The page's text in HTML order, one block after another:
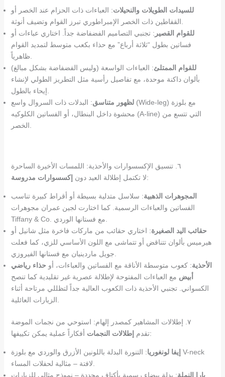
للسيدات الطويلات والنحيلات: العباءات ذات الحزام عند الخصر أو
للقوام القصير : تجنبي التصاميم الفضفاضة جداً. اختاري عباءات أو
فساتين بطول “ثلاثة أرباع” مع حذاء بكعب متوسط لتمديد القوام
للقوام الممتلئ: العباءات الواسعة (وليس الفضفاضة بشكل مبالغ)
بألوان داكنة موحدة، مع تفاصيل رأسية مثل التطريز الطولي لإنشاء
لظهور متناسق: البدلات ذات السروال واسع (Wide-leg) مع بلوزة
محشوة داخل البنطال، أو الفساتين الكلوكيه (A-line) التي تتسع من
٦. تنسيق الإكسسوارات والأحذية: اللمسات الأخيرة الساحرة
لا تكتمل إطلالة العيد دون إكسسوارات مدروسة :
المجوهرات الذهبية: سلاسل متدلية بسيطة أو أقراط كبيرة تناسب
الفساتين والعباءات الرسمية. كما اختارت لجين عمران مجوهرات
حقائب اليد الصغيرة: اختاري حقائب من ماركات فاخرة مثل شانيل أو
هيرميس بألوان تتناقض أو تتماشى مع اللون الأساسي للزي، كما فعلت
الأحذية: كعوب متوسطة الأناقة مع الفساتين والعباءات، أو حذاء رياضي
أبيض مع العباءات المفتوحة لإطلالة عصرية غير تقليدية كما تنصح
الكسواني. تجنبي الأحذية ذات الكعوب العالية جداً لتظللي مرتاحة أثناء
٧. إطلالات المشاهير كمصدر إلهام: استوحي من نجمات الموضة
تقدم إطلالات النجمات أفكاراً عملية يمكن تكييفها:
إيفا لونغوريا: التنورة البدلة باللونين الأزرق والوردي مع بلوزة V-neck
يارا النملة: بدلة بيضاء رسمية بأكتاف محددة – نموذج مثالي للزيارات